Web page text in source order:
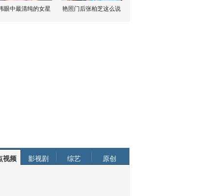
眼中最清纯的女星 艳照门后张柏芝这么说
视频 影视剧 综艺 原创